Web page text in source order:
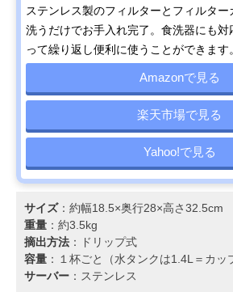
ステンレス製のフィルターとフィルタ
洗うだけでお手入れ完了。食洗器にも
って繰り返し便利に使うことができます。
Amazonで見る
楽天市場で見る
Yahoo!で見る
サイズ：約幅18.5×奥行28×高さ32.5cm
重量 ：約3.5kg
摘出方法 ：ドリップ式
容量 ：１杯ごと（水タンクは1.4L＝カッ
サーバー ：ステンレス